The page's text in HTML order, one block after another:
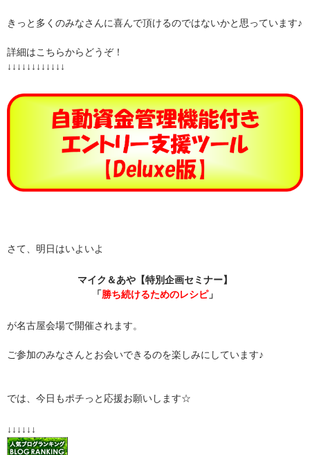
きっと多くのみなさんに喜んで頂けるのではないかと思っています♪
詳細はこちらからどうぞ！
↓↓↓↓↓↓↓↓↓↓↓↓
さて、明日はいよいよ
マイク＆あや【特別企画セミナー】
「勝ち続けるためのレシピ」
が名古屋会場で開催されます。
ご参加のみなさんとお会いできるのを楽しみにしています♪
では、今日もポチっと応援お願いします☆
↓↓↓↓↓↓